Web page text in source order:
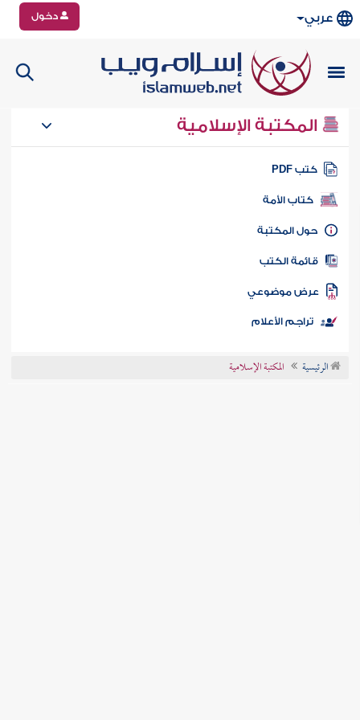
عربي دخول
المكتبة الإسلامية
كتب PDF
كتاب الأمة
المكتبة
الكتب
موضوعي
تراجم الأعلام
الرئيسية المكتبة الإسلامية